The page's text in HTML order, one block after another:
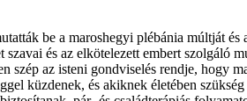
be a maroshegyi plébánia múltját
és az elkötelezett embert szolgáló
szép az isteni gondviselés rendje, hogy
küzdenek, és akiknek életében